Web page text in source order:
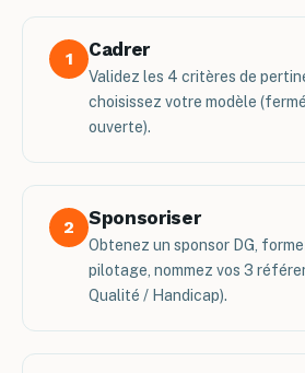
1 Cadrer
Validez les 4 critères de
choisissez votre modèle
ouverte).
2 Sponsoriser
Obtenez un sponsor DG,
pilotage, nommez vos 3
Qualité / Handicap).